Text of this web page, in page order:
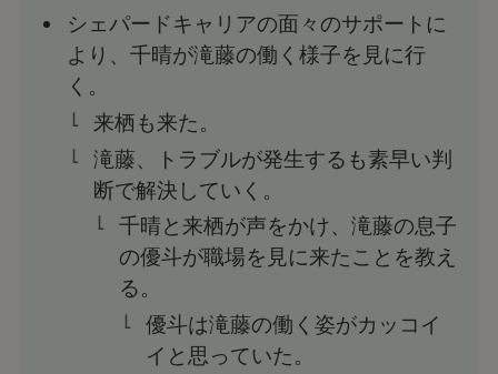
シェパードキャリアの面々のサポートに
より、千晴が滝藤の働く様子を見に行
く。
来栖も来た。
滝藤、トラブルが発生するも素早い判
断で解決していく。
千晴と来栖が声をかけ、滝藤の息子
の優斗が職場を見に来たことを教え
る。
優斗は滝藤の働く姿がカッコイ
イと思っていた。